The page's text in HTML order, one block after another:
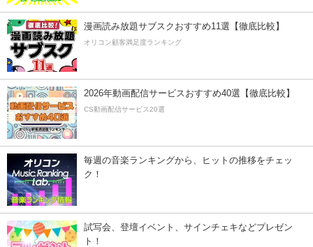
漫画読み放題サブスクおすすめ11選【徹底比較】
オリコン顧客満足度ランキング
2026年動画配信サービスおすすめ40選【徹底比較】
CS動画配信サービス20選
毎週の音楽ランキングから、ヒットの推移をチェッ
ク！
試写会、登壇イベント、サインチェキなどプレゼン
ト！